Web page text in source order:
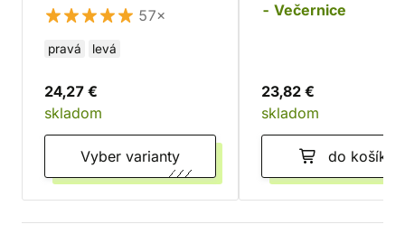
57×
pravá levá
24,27 €
skladom
Vyber varianty
- Večernice
23,82 €
skladom
do košíka